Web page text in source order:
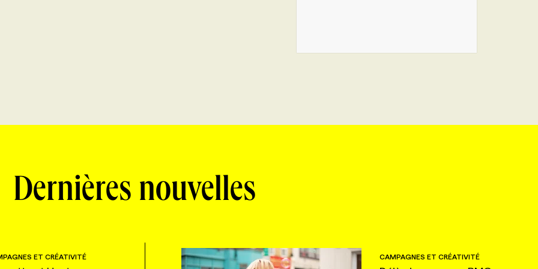
Dernières nouvelles
ET CRÉATIVITÉ CAMPAGNES ET CRÉATIVITÉ